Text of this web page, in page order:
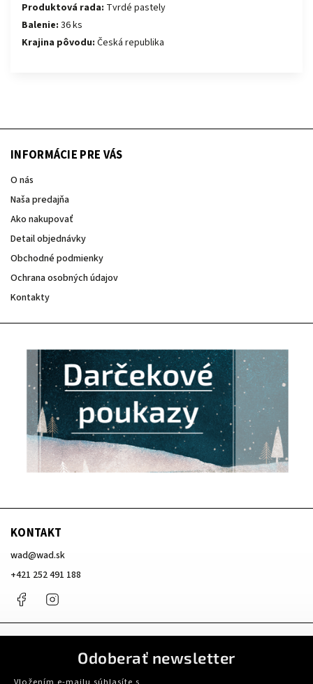
Produktová rada: Tvrdé pastely
Balenie: 36 ks
Krajina pôvodu: Česká republika
INFORMÁCIE PRE VÁS
O nás
Naša predajňa
Ako nakupovať
Detail objednávky
Obchodné podmienky
Ochrana osobných údajov
Kontakty
KONTAKT
wad@wad.sk
+421 252 491 188
Facebook
Odoberať newsletter